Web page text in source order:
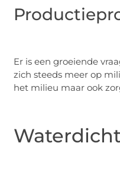
Er is een groeiende
zich steeds meer op
het milieu maar ook